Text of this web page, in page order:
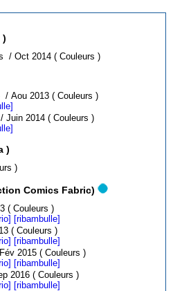
)
• Tome 4 : Le Temple d'Artémis / Oct 2014 ( Couleurs )
• Tome 4 : Aventure au musée / Aou 2013 ( Couleurs )
• Tome 5 : Le Retour de Gard / Juin 2014 ( Couleurs )
)
( Couleurs )
- Collection Comics Fabric)
/ Jan 2013 ( Couleurs )
[ribambulle]
/ Sep 2013 ( Couleurs )
[ribambulle]
/ Fév 2015 ( Couleurs )
[ribambulle]
/ Sep 2016 ( Couleurs )
[ribambulle]